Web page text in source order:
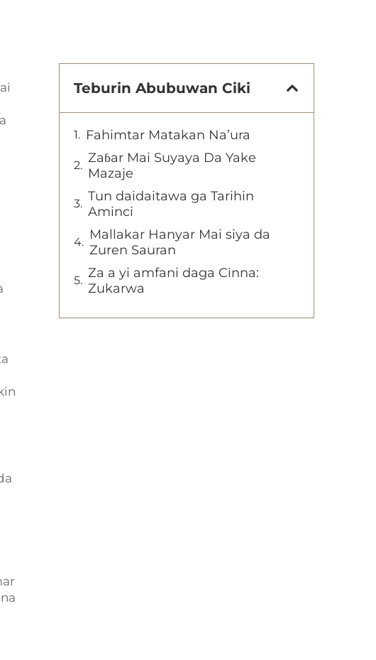
Teburin Abubuwan Ciki
Fahimtar Matakan Na’ura
Zaɓar Mai Suyaya Da Yake
Mazaje
Tun daidaitawa ga Tarihin
Aminci
Mallakar Hanyar Mai siya da
Zuren Sauran
Za a yi amfani daga Cinna:
Zukarwa